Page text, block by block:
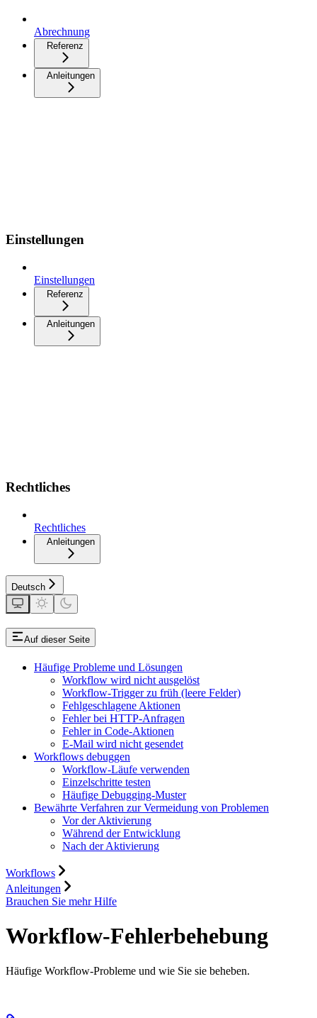
Abrechnung
Referenz
Anleitungen
Einstellungen
Einstellungen
Referenz
Anleitungen
Rechtliches
Rechtliches
Anleitungen
Deutsch
Auf dieser Seite
Häufige Probleme und Lösungen
Workflow wird nicht ausgelöst
Workflow-Trigger zu früh (leere Felder)
Fehlgeschlagene Aktionen
Fehler bei HTTP-Anfragen
Fehler in Code-Aktionen
E-Mail wird nicht gesendet
Workflows debuggen
Workflow-Läufe verwenden
Einzelschritte testen
Häufige Debugging-Muster
Bewährte Verfahren zur Vermeidung von Problemen
Vor der Aktivierung
Während der Entwicklung
Nach der Aktivierung
Workflows
Anleitungen
Brauchen Sie mehr Hilfe
Workflow-Fehlerbehebung
Häufige Workflow-Probleme und wie Sie sie beheben.